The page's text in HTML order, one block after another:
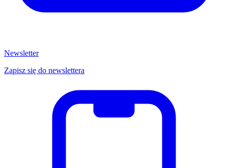
Newsletter
Zapisz się do newslettera